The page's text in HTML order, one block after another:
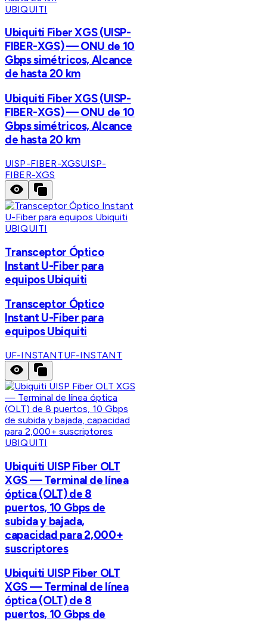
UBIQUITI
Ubiquiti Fiber XGS (UISP-
FIBER-XGS) — ONU de 10
Gbps simétricos, Alcance
de hasta 20 km
Ubiquiti Fiber XGS (UISP-
FIBER-XGS) — ONU de 10
Gbps simétricos, Alcance
de hasta 20 km
UISP-FIBER-XGSUISP-
FIBER-XGS
UBIQUITI
Transceptor Óptico
Instant U-Fiber para
equipos Ubiquiti
Transceptor Óptico
Instant U-Fiber para
equipos Ubiquiti
UF-INSTANTUF-INSTANT
UBIQUITI
Ubiquiti UISP Fiber OLT
XGS — Terminal de línea
óptica (OLT) de 8
puertos, 10 Gbps de
subida y bajada,
capacidad para 2,000+
suscriptores
Ubiquiti UISP Fiber OLT
XGS — Terminal de línea
óptica (OLT) de 8
puertos, 10 Gbps de